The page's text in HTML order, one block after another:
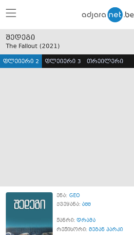
შედეგი
The Fallout (2021)
ფლეიერი 2 ფლეიერი 3 თრეილერი
ენა: GEO
ქვეყანა: აშშ
ჟანრი: დრამა
რეჟისორი: მეგან პარკი